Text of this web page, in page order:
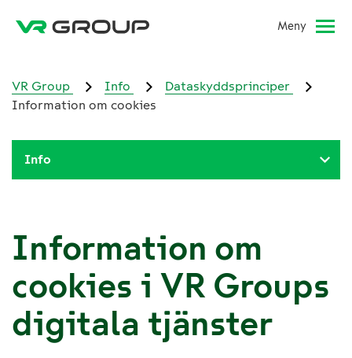
Meny
VR Group Info
Dataskyddsprinciper
Information om cookies
Info
Information om
cookies i VR Groups
digitala tjänster